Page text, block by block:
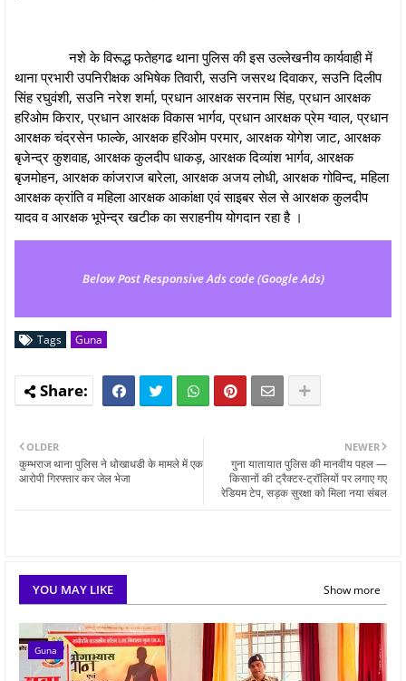
नशे के विरूद्ध फतेहगढ थाना पुलिस की इस उल्लेखनीय कार्यवाही में
थाना प्रभारी उपनिरीक्षक अभिषेक तिवारी, सउनि जसरथ दिवाकर, सउनि दिलीप
सिंह रघुवंशी, सउनि नरेश शर्मा, प्रधान आरक्षक सरनाम सिंह, प्रधान आरक्षक
हरिओम किरार, प्रधान आरक्षक विकास भार्गव, प्रधान आरक्षक प्रेम ग्वाल, प्रधान
आरक्षक चंद्रसेन फाल्के, आरक्षक हरिओम परमार, आरक्षक योगेश जाट, आरक्षक
बृजेन्द्र कुशवाह, आरक्षक कुलदीप धाकड़, आरक्षक दिव्यांश भार्गव, आरक्षक
बृजमोहन, आरक्षक कांजराज बारेला, आरक्षक अजय लोधी, आरक्षक गोविन्द, महिला
आरक्षक क्रांति व महिला आरक्षक आकांक्षा एवं साइबर सेल से आरक्षक कुलदीप
यादव व आरक्षक भूपेन्द्र खटीक का सराहनीय योगदान रहा है ।
Below Post Responsive Ads code (Google Ads)
Tags Guna
NEWER
गुना यातायात पुलिस की मानवीय पहल —
किसानों की ट्रैक्टर-ट्रॉलियों पर लगाए गए
रेडियम टेप, सड़क सुरक्षा को मिला नया संबल
OLDER
कुम्भराज थाना पुलिस ने धोखाधडी के मामले में एक
आरोपी गिरफ्तार कर जेल भेजा
YOU MAY LIKE Show more
Guna